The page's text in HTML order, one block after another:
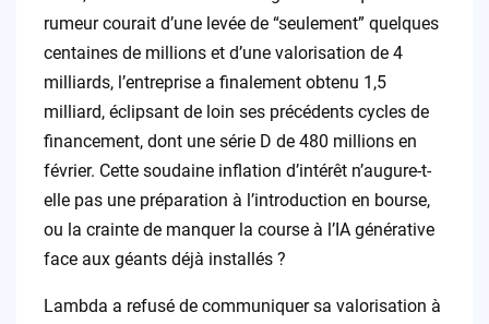
rumeur courait d’une levée de “seulement” quelques
centaines de millions et d’une valorisation de 4
milliards, l’entreprise a finalement obtenu 1,5
milliard, éclipsant de loin ses précédents cycles de
financement, dont une série D de 480 millions en
février. Cette soudaine inflation d’intérêt n’augure-t-
elle pas une préparation à l’introduction en bourse,
ou la crainte de manquer la course à l’IA générative
face aux géants déjà installés ?
Lambda a refusé de communiquer sa valorisation à